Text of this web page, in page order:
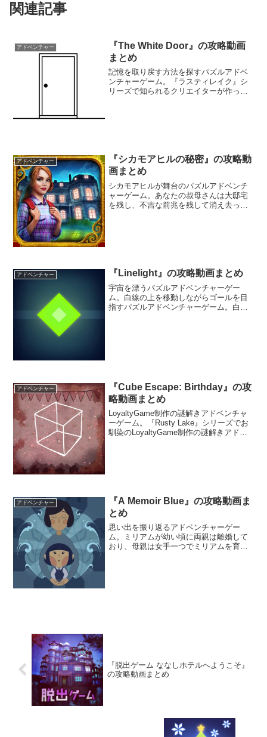
関連記事
アドベンチャー
『The White Door』の攻略動画
まとめ
記憶を取り戻す方法を探すパズルアドベ
ンチャーゲーム。『ラスティレイク』シ
リーズで知られるクリエイターが作った
アドベンチャー
『シカモアヒルの秘密』の攻略動
画まとめ
シカモアヒルが舞台のパズルアドベンチ
ャーゲーム。あなたの叔母さんは大邸宅
を残し、不吉な前兆を残して消え去って
アドベンチャー 『Linelight』の攻略動画まとめ
宇宙を漂うパズルアドベンチャーゲー
ム。白線の上を移動しながらゴールを目
指すパズルアドベンチャーゲーム。白線
アドベンチャー
『Cube Escape: Birthday』の攻
略動画まとめ
LoyaltyGame制作の謎解きアドベンチャ
ーゲーム。『Rusty Lake』シリーズでお
馴染のLoyaltyGame制作の謎解きアドベ
アドベンチャー
『A Memoir Blue』の攻略動画ま
とめ
思い出を振り返るアドベンチャーゲー
ム。ミリアムが幼い頃に両親は離婚して
おり、母親は女手一つでミリアムを育て
『脱出ゲーム ななしホテルへようこそ』
の攻略動画まとめ